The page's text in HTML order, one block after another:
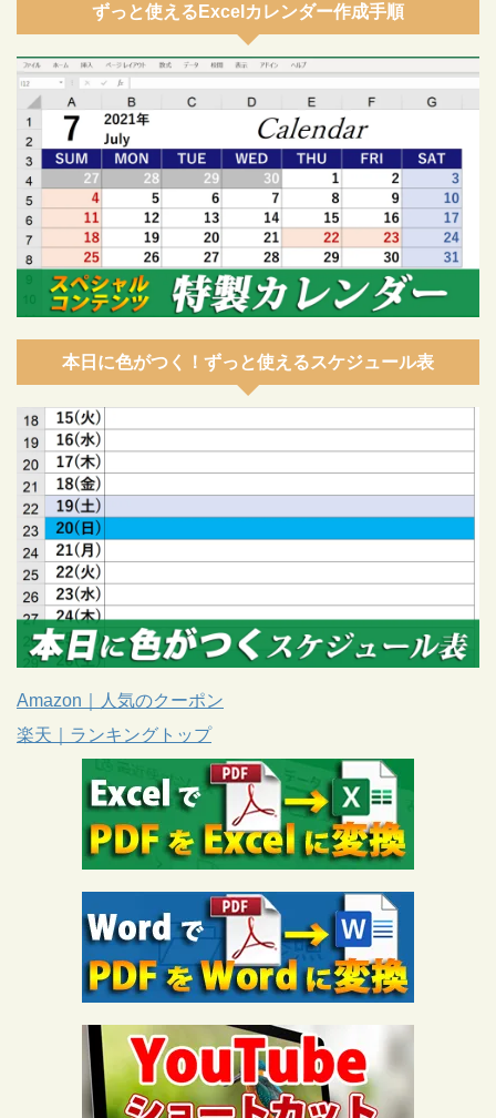
ずっと使えるExcelカレンダー作成手順
本日に色がつく！ずっと使えるスケジュール表
Amazon｜人気のクーポン
楽天｜ランキングトップ